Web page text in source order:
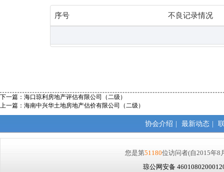
序号 不良记录情况
下一篇： 海口琼利房地产评估有限公司（二级）
上一篇： 海南中兴华土地房地产估价有限公司（二级）
协会介绍 | 最新动态 |
您是第51180位访问者(自2015年8
琼公网安备